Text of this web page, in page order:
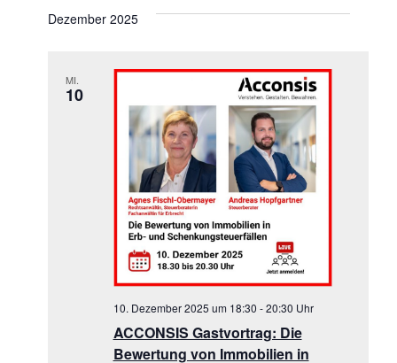
Dezember 2025
MI.
10
ACCONSIS Gastvortrag: Die
Bewertung von Immobilien in
10. Dezember 2025 um 18:30 -20:30